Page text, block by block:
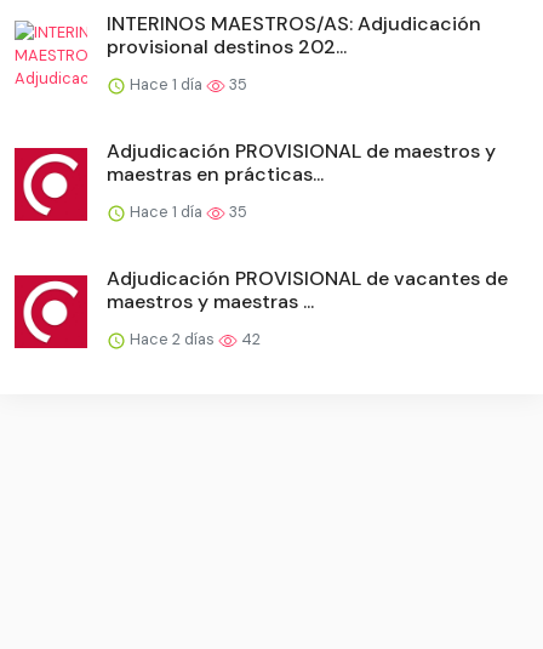
INTERINOS MAESTROS/AS: Adjudicación
provisional destinos 202...
Hace 1 día 35
Adjudicación PROVISIONAL de maestros y
maestras en prácticas...
Hace 1 día 35
Adjudicación PROVISIONAL de vacantes de
maestros y maestras ...
Hace 2 días 42